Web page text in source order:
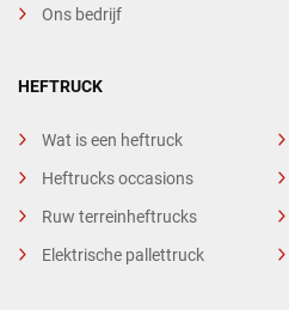
Ons bedrijf
HEFTRUCK
Wat is een heftruck
Heftrucks occasions
Ruw terreinheftrucks
Elektrische pallettruck